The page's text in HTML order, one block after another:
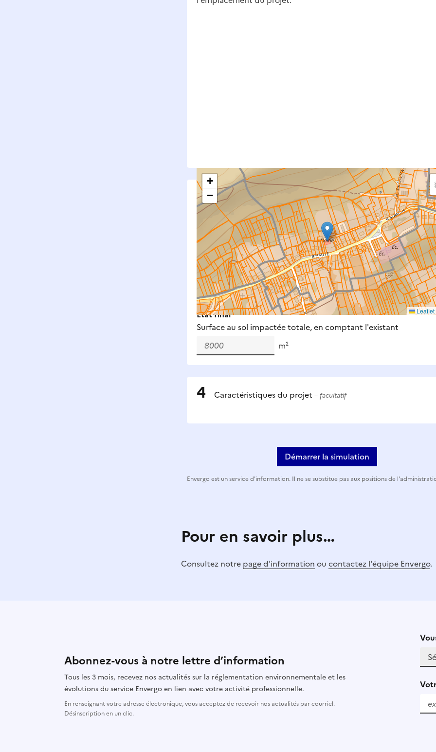
+
−
Leaflet
Saisissez les surfaces aménagées par le projet
Surfaces à prendre en compte : bâti, voirie, espaces verts,
remblais et bassins — impacts définitifs et temporaires
Nouveaux impacts
Surface au sol nouvellement impactée par le projet
m²
État final
Surface au sol impactée totale, en comptant l'existant
m²
Caractéristiques du projet – facultatif
Démarrer la simulation
Envergo est un service d'information. Il ne se substitue pas aux positions de
Pour en savoir plus…
Consultez notre page d'information ou contactez l'équipe Envergo.
Abonnez-vous à notre lettre d’information
Tous les 3 mois, recevez nos actualités sur la réglementation environnementale et les
évolutions du service Envergo en lien avec votre activité professionnelle.
En renseignant votre adresse électronique, vous acceptez de recevoir nos actualités par courriel.
Désinscription en un clic.